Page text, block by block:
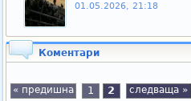
01.05.2026, 21:18
Коментари
« предишна 1 2 следваща »